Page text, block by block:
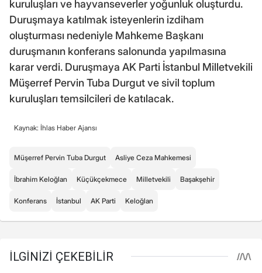
kuruluşları ve hayvanseverler yoğunluk oluşturdu.
Duruşmaya katılmak isteyenlerin izdiham
oluşturması nedeniyle Mahkeme Başkanı
duruşmanın konferans salonunda yapılmasına
karar verdi. Duruşmaya AK Parti İstanbul Milletvekili
Müşerref Pervin Tuba Durgut ve sivil toplum
kuruluşları temsilcileri de katılacak.
Kaynak: İhlas Haber Ajansı
Müşerref Pervin Tuba Durgut Asliye Ceza Mahkemesi
İbrahim Keloğlan Küçükçekmece Milletvekili Başakşehir
Konferans İstanbul AK Parti Keloğlan